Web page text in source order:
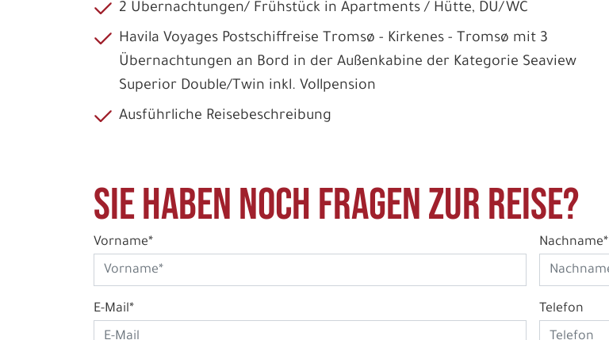
2 Übernachtungen/ Frühstück in Apartments / Hütte, DU/WC
Havila Voyages Postschiffreise Tromsø - Kirkenes - Tromsø mit 3
Übernachtungen an Bord in der Außenkabine der Kategorie Seaview
Superior Double/Twin inkl. Vollpension
Ausführliche Reisebeschreibung
Sie haben noch Fragen zur Reise?
Vorname* Nachname*
E-Mail* Telefon